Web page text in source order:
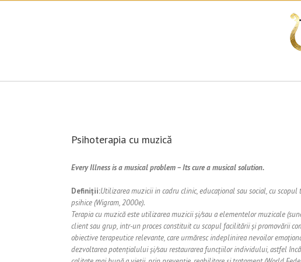
Psihoterapia cu muzică
Every Illness is a musical problem – Its cure a musical solution.
Definiții:Utilizarea muzicii in cadru clinic, educațional sau social, cu
psihice (Wigram, 2000e).
Terapia cu muzică este utilizarea muzicii și/sau a elementelor muzicale
client sau grup, intr-un proces constituit cu scopul facilitării și promovării
obiective terapeutice relevante, care urmăresc indeplinirea nevoilor
dezvoltarea potențialului și/sau restaurarea funcțiilor individului, astfel